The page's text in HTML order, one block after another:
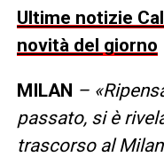
Ultime notizie
novità del giorno
MILAN –
passato, si è
trascorso al